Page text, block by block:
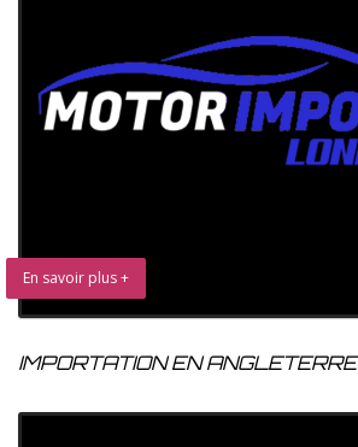
En savoir plus +
IMPORTATION EN ANGLETERRE